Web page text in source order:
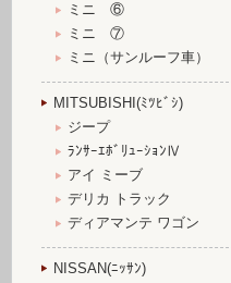
ミニ ⑥
ミニ ⑦
ミニ（サンルーフ車）
MITSUBISHI(ﾐﾂﾋﾞｼ)
ジープ
ﾗﾝｻｰｴﾎﾞﾘｭｰｼｮﾝⅣ
アイ ミーブ
デリカ トラック
ディアマンテ ワゴン
NISSAN(ﾆｯｻﾝ)